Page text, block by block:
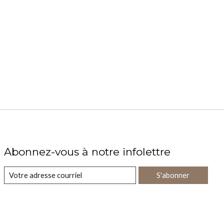
Abonnez-vous à notre infolettre
S'abonner